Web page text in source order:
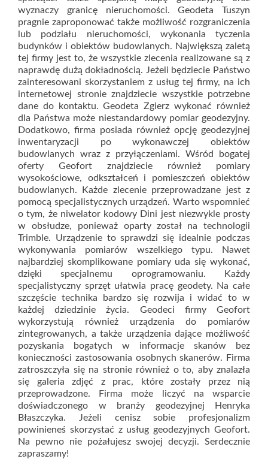
wyznaczy granicę nieruchomości. Geodeta Tuszyn
pragnie zaproponować także możliwość rozgraniczenia
lub podziału nieruchomości, wykonania tyczenia
budynków i obiektów budowlanych. Największą zaletą
tej firmy jest to, że wszystkie zlecenia realizowane są z
naprawdę dużą dokładnością. Jeżeli będziecie Państwo
zainteresowani skorzystaniem z usług tej firmy, na ich
internetowej stronie znajdziecie wszystkie potrzebne
dane do kontaktu. Geodeta Zgierz wykonać również
dla Państwa może niestandardowy pomiar geodezyjny.
Dodatkowo, firma posiada również opcję geodezyjnej
inwentaryzacji po wykonawczej obiektów
budowlanych wraz z przyłączeniami. Wśród bogatej
oferty Geofort znajdziecie również pomiary
wysokościowe, odkształceń i pomieszczeń obiektów
budowlanych. Każde zlecenie przeprowadzane jest z
pomocą specjalistycznych urządzeń. Warto wspomnieć
o tym, że niwelator kodowy Dini jest niezwykle prosty
w obsłudze, ponieważ oparty został na technologii
Trimble. Urządzenie to sprawdzi się idealnie podczas
wykonywania pomiarów wszelkiego typu. Nawet
najbardziej skomplikowane pomiary uda się wykonać,
dzięki specjalnemu oprogramowaniu. Każdy
specjalistyczny sprzęt ułatwia pracę geodety. Na całe
szczęście technika bardzo się rozwija i widać to w
każdej dziedzinie życia. Geodeci firmy Geofort
wykorzystują również urządzenia do pomiarów
zintegrowanych, a także urządzenia dające możliwość
pozyskania bogatych w informacje skanów bez
konieczności zastosowania osobnych skanerów. Firma
zatroszczyła się na stronie również o to, aby znalazła
się galeria zdjęć z prac, które zostały przez nią
przeprowadzone. Firma może liczyć na wsparcie
doświadczonego w branży geodezyjnej Henryka
Błaszczyka. Jeżeli cenisz sobie profesjonalizm
powinieneś skorzystać z usług geodezyjnych Geofort.
Na pewno nie pożałujesz swojej decyzji. Serdecznie
zapraszamy!